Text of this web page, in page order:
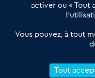
Réseau 3C : un
Petitscommerces : Un
proximité et des territoires
Reprendre un Restaurant
activer ou « Tout
Vous pouvez, à tout
Tout